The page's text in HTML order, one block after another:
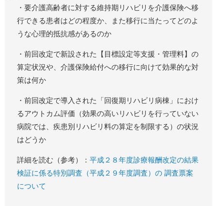
・要介護高齢者に対する維持期リハビリを介護保険へ移
行できる患者はどの程度か、また移行に当たってどのよ
うな心理的抵抗感があるのか
・前回改定で新設された【目標設定等支援・管理料】の
算定状況や、介護保険給付への移行に向けて効果的な対
策は何か
・前回改定で導入された「回復期リハビリ病棟」におけ
るアウトカム評価（効果の高いリハビリを行っていない
病院では、疾患別リハビリ料の算定を制限する）の状況
はどうか
詳細を読む（参考）： 平成２８年度診療報酬改定の結果
検証に係る特別調査（平成２９年度調査）の 調査票案
について